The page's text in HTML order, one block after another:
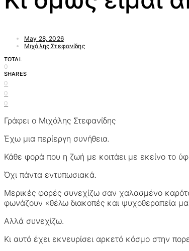
May 28, 2026
Μιχάλης Στεφανίδης
TOTAL
0
SHARES
0
0
0
Γράφει ο Μιχάλης Στεφανίδης
Έχω μια περίεργη συνήθεια.
Κάθε φορά που η ζωή με κοιτάει με εκείνο το
Όχι πάντα εντυπωσιακά.
Μερικές φορές συνεχίζω σαν χαλασμένο
φωνάζουν «θέλω διακοπές και ψυχοθεραπεία
Αλλά συνεχίζω.
Κι αυτό έχει εκνευρίσει αρκετό κόσμο στην